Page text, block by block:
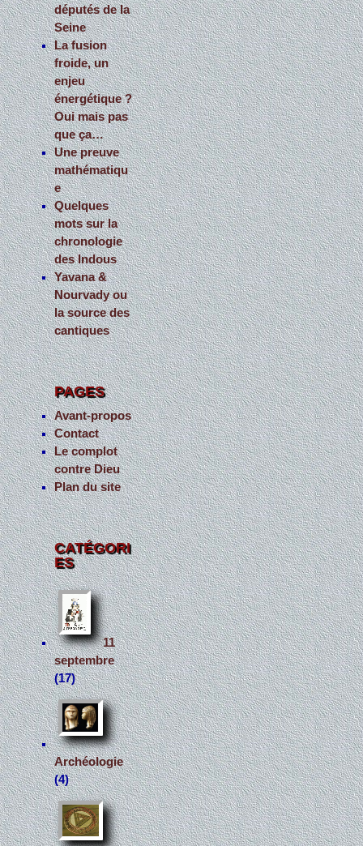
députés de la
Seine
La fusion
froide, un
enjeu
énergétique ?
Oui mais pas
que ça…
Une preuve
mathématiqu
e
Quelques
mots sur la
chronologie
des Indous
Yavana &
Nourvady ou
la source des
cantiques
PAGES
Avant-propos
Contact
Le complot
contre Dieu
Plan du site
CATÉGORI
ES
11
septembre
(17)
Archéologie
(4)